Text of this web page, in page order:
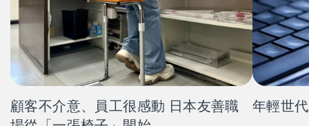
顧客不介意、員工很感動 日本友善職
年輕世